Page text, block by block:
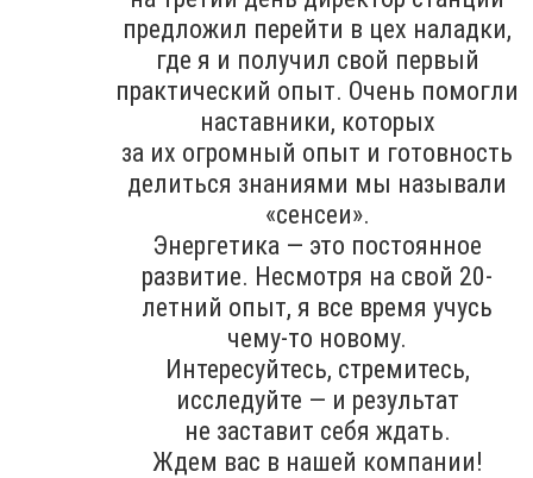
предложил перейти в цех наладки,
где я и получил свой первый
практический опыт. Очень помогли
наставники, которых
за их огромный опыт и готовность
делиться знаниями мы называли
«сенсеи».
Энергетика — это постоянное
развитие. Несмотря на свой 20-
летний опыт, я все время учусь
чему-то новому.
Интересуйтесь, стремитесь,
исследуйте — и результат
не заставит себя ждать.
Ждем вас в нашей компании!